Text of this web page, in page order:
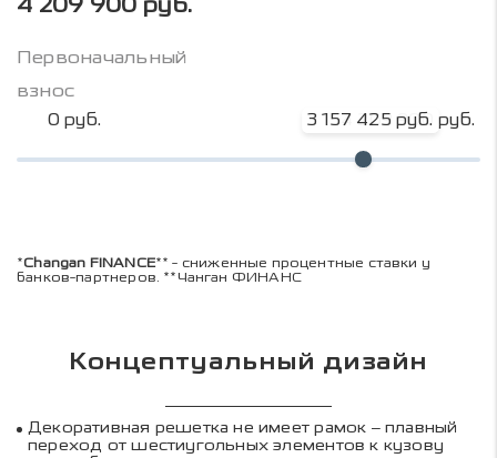
Первоначальный
взнос
0 руб. 3 157 425 руб.
4 209 900 руб.
*Changan FINANCE** - сниженные процентные ставки у
банков-партнеров. **Чанган ФИНАНС
Концептуальный дизайн
Декоративная решетка не имеет рамок – плавный
переход от шестиугольных элементов к кузову